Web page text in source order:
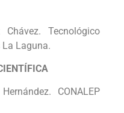
Tecnológico
Laguna.
CONALEP